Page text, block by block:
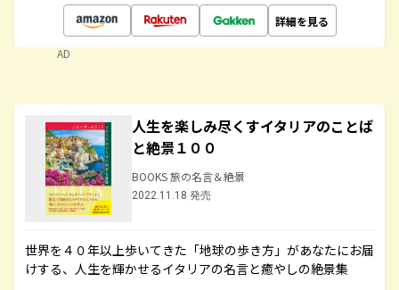
詳細を見る
AD
人生を楽しみ尽くすイタリアのことば
と絶景１００
BOOKS 旅の名言＆絶景
2022.11.18 発売
世界を４０年以上歩いてきた「地球の歩き方」があなたにお届
けする、人生を輝かせるイタリアの名言と癒やしの絶景集